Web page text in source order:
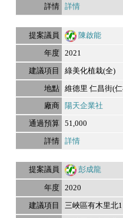
詳情
陳啟能
2021
綠美化植栽(全)
維德里 仁昌街(
陽天企業社
51,000
詳情
彭成龍
2020
三峽區有木里北